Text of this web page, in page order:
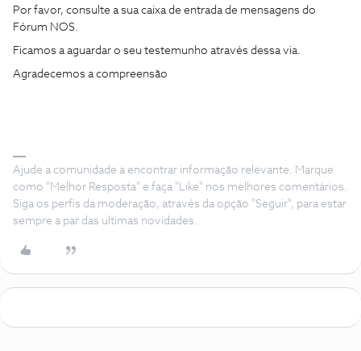
Por favor, consulte a sua caixa de entrada de mensagens do
Fórum NOS.
Ficamos a aguardar o seu testemunho através dessa via.
Agradecemos a compreensão
Ajude a comunidade a encontrar informação relevante. Marque
como "Melhor Resposta" e faça "Like" nos melhores comentários.
Siga os perfis da moderação, através da opção "Seguir", para estar
sempre a par das ultimas novidades.